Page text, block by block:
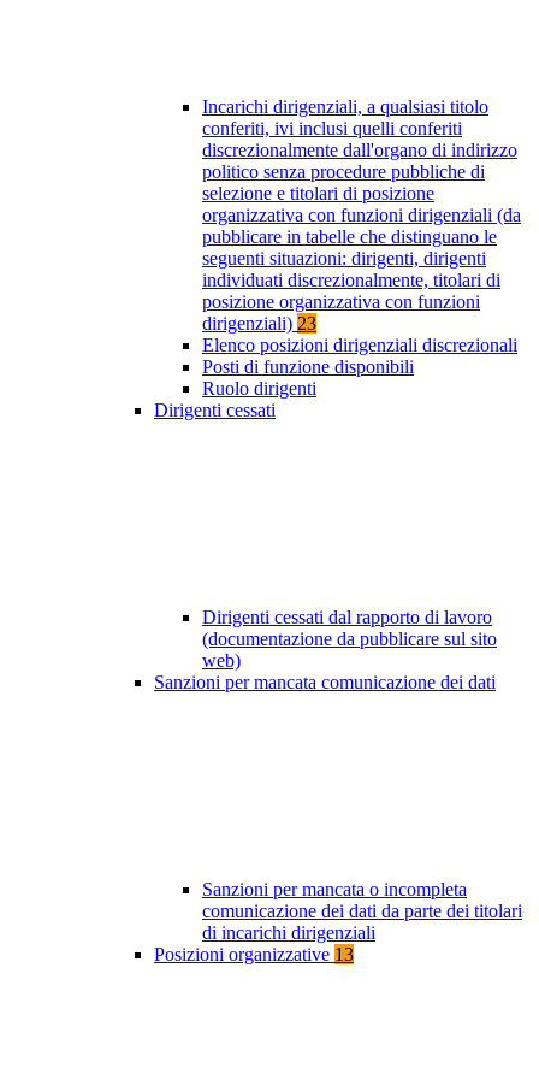
Incarichi dirigenziali, a qualsiasi titolo
conferiti, ivi inclusi quelli conferiti
discrezionalmente dall'organo di indirizzo
politico senza procedure pubbliche di
selezione e titolari di posizione
organizzativa con funzioni dirigenziali (da
pubblicare in tabelle che distinguano le
seguenti situazioni: dirigenti, dirigenti
individuati discrezionalmente, titolari di
posizione organizzativa con funzioni
dirigenziali) 23
Elenco posizioni dirigenziali discrezionali
Posti di funzione disponibili
Ruolo dirigenti
Dirigenti cessati
Dirigenti cessati dal rapporto di lavoro
(documentazione da pubblicare sul sito
web)
Sanzioni per mancata comunicazione dei dati
Sanzioni per mancata o incompleta
comunicazione dei dati da parte dei titolari
di incarichi dirigenziali
Posizioni organizzative 13